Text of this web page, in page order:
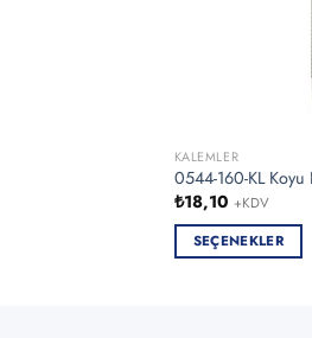
KALEMLER
0544-160-KL Koyu
₺18,10 +KDV
SEÇENEKLER